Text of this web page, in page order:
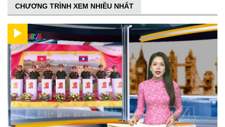
CHƯƠNG TRÌNH XEM NHIỀU NHẤT